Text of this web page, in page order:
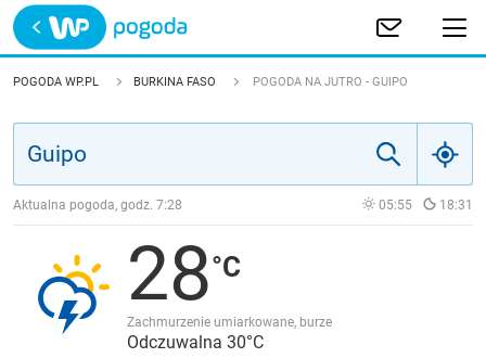
Trwa ładowanie
POLSKA
JAKOŚĆ POWIETRZA
POGODA WP.PL BURKINA FASO POGODA NA JUTRO - GUIPO
Aktualna pogoda, godz. 7:28 05:55 18:31
28
Zachmurzenie umiarkowane, burze
Odczuwalna 30°C